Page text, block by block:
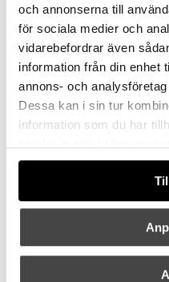
och annonserna till
för sociala medier och
vidarebefordrar även
information från din enhet
annons- och
Dessa kan i sin tur
information som du har
809 kr 647 kr
Biny Bedside Left
4945 kr